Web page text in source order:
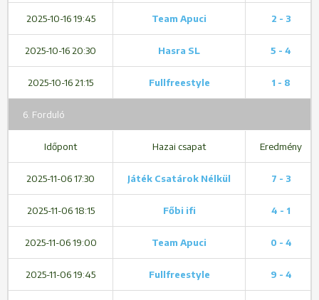
2025-10-16 19:45 Team Apuci 2 - 3
2025-10-16 20:30 Hasra SL 5 - 4
2025-10-16 21:15 Fullfreestyle 1 - 8
6. Forduló
Időpont Hazai csapat Eredmény
2025-11-06 17:30 Játék Csatárok Nélkül 7 - 3
2025-11-06 18:15 Főbi ifi 4 - 1
2025-11-06 19:00 Team Apuci 0 - 4
2025-11-06 19:45 Fullfreestyle 9 - 4